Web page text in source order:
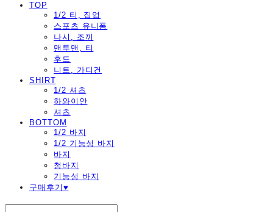
TOP
1/2 티, 집업
스포츠 유니폼
나시, 조끼
맨투맨, 티
후드
니트, 가디건
SHIRT
1/2 셔츠
하와이안
셔츠
BOTTOM
1/2 바지
1/2 기능성 바지
바지
청바지
기능성 바지
구매후기♥